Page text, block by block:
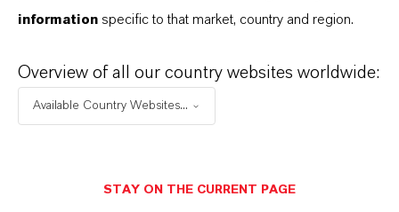
zu unseren Produkten, technischen Lösungen
Softwarezu erhalten.
information specific to that market, country and region.
Overview of all our country websites worldwide:
Available Country Websites...
STAY ON THE CURRENT PAGE